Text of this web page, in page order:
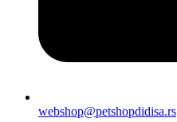
webshop@petshopdidisa.rs